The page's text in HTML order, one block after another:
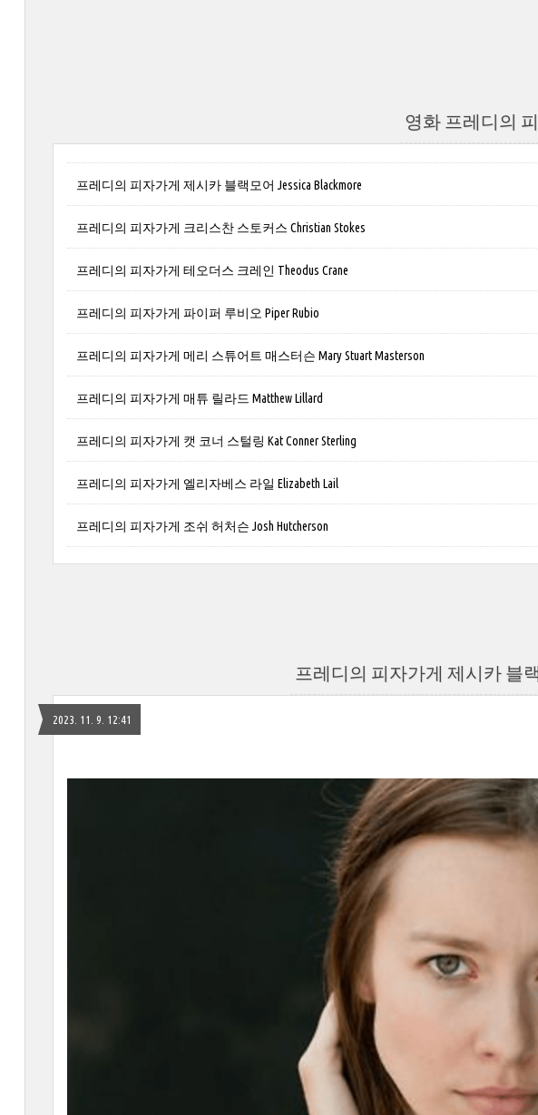
영화 프레디의
프레디의 피자가게 제시카 블랙모어 Jessica Blackmore
프레디의 피자가게 크리스찬 스토커스 Christian Stokes
프레디의 피자가게 테오더스 크레인 Theodus Crane
프레디의 피자가게 파이퍼 루비오 Piper Rubio
프레디의 피자가게 메리 스튜어트 매스터슨 Mary Stuart Masterson
프레디의 피자가게 매튜 릴라드 Matthew Lillard
프레디의 피자가게 캣 코너 스털링 Kat Conner Sterling
프레디의 피자가게 엘리자베스 라일 Elizabeth Lail
프레디의 피자가게 조쉬 허처슨 Josh Hutcherson
프레디의 피자가게 제시카 블랙
2023. 11. 9. 12:41